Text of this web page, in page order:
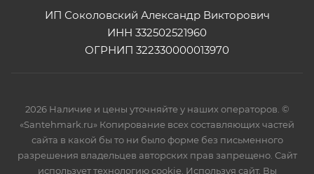
ИП Соколовский Александр Викторович
ИНН 332502521960
ОГРНИП 322330000013970
2026 Наличие и цены уточняйте у наших операторов. ©
«Santehmark.ru» Копирование всех составляющих частей
сайта в какой бы то ни было форме без письменного
разрешения владельцев авторских прав запрещено. Сайт
использует технологию cookie. Используя сайт, Вы